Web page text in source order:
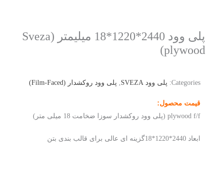
پلی وود 2440*1220*18 میلیمتر (Sveza
plywood)
Categories: پلی وود SVEZA پلی وود روکشدار (Film-Faced)
قیمت محصول:
plywood f/f (پلی وود روکشدار سوزا ضخامت 18 میلی متر)
ابعاد 2440*1220*18گزینه ای عالی برای قالب بندی بتن